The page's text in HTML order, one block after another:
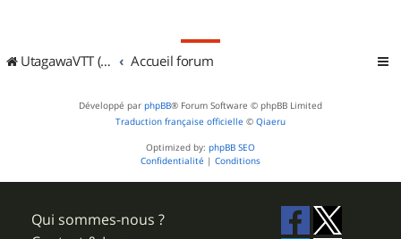
UtagawaVTT (Randos VTT et VTTAE avec traces GPS) Accueil forum
Développé par phpBB® Forum Software © phpBB Limited
Traduction française officielle © Qiaeru
Optimized by: phpBB SEO
Confidentialité | Conditions
Qui sommes-nous ?